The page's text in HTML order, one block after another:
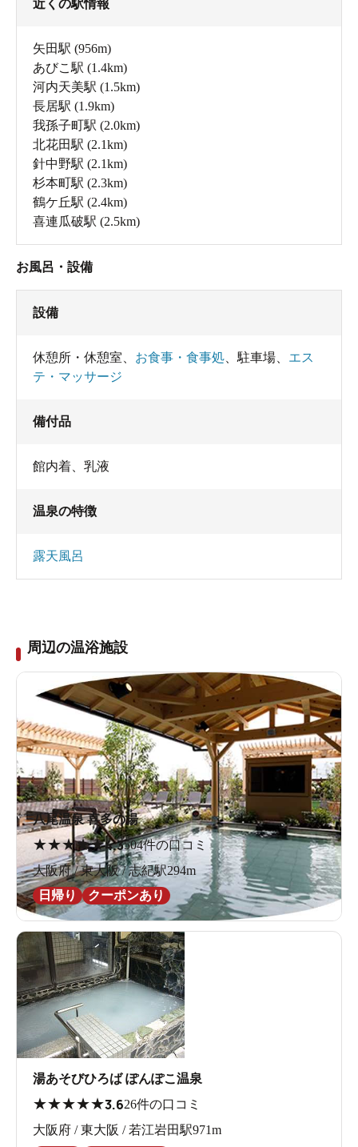
近くの駅情報
矢田駅 (956m)
あびこ駅 (1.4km)
河内天美駅 (1.5km)
長居駅 (1.9km)
我孫子町駅 (2.0km)
北花田駅 (2.1km)
針中野駅 (2.1km)
杉本町駅 (2.3km)
鶴ケ丘駅 (2.4km)
喜連瓜破駅 (2.5km)
お風呂・設備
設備
休憩所・休憩室 お食事・食事処 駐車場
エス
テ・マッサージ
備付品
館内着 乳液
温泉の特徴
露天風呂
周辺の温浴施設
八尾温泉 喜多の湯
★★★★★4.3504件の口コミ
大阪府 / 東大阪 / 志紀駅294m
日帰り
クーポンあり
湯あそびひろば ぽんぽこ温泉
★★★★★3.626件の口コミ
大阪府 / 東大阪 / 若江岩田駅971m